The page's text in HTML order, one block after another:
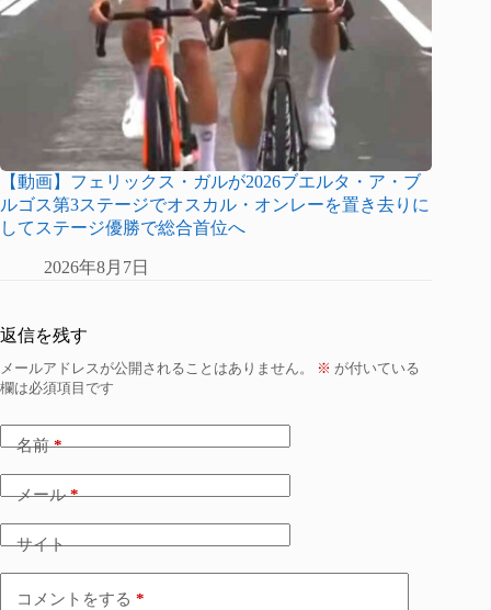
【動画】フェリックス・ガルが2026ブエルタ・ア・ブ
ルゴス第3ステージでオスカル・オンレーを置き去りに
してステージ優勝で総合首位へ
2026年8月7日
返信を残す
メールアドレスが公開されることはありません。 ※ が付いている
欄は必須項目です
名前*
メール*
サイト
コメントをする *